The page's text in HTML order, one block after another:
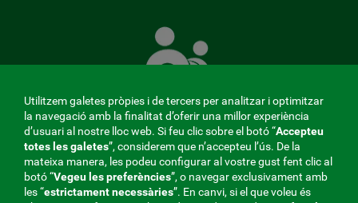
Mútua
que
de
tu
MENÚ
Utilitzem galetes pròpies i de tercers per analitzar i optimitzar
la navegació amb la finalitat d’oferir una millor experiència
d’usuari al nostre lloc web. Si feu clic sobre el botó “Accepteu
totes les galetes”, considerem que n’accepteu l’ús. De la
mateixa manera, les podeu configurar al vostre gust fent clic al
botó “Vegeu les preferències”, o navegar exclusivament amb
les “estrictamentnecessàries”. En canvi, si el que voleu és